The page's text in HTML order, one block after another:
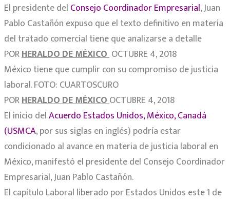
El presidente del Consejo Coordinador Empresarial, Juan
Pablo Castañón expuso que el texto definitivo en materia
del tratado comercial tiene que analizarse a detalle
PORHERALDO DE MÉXICOOCTUBRE 4, 2018
México tiene que cumplir con su compromiso de justicia
laboral. FOTO: CUARTOSCURO
PORHERALDO DE MÉXICOOCTUBRE 4, 2018
El inicio delAcuerdo Estados Unidos, México, Canadá
(USMCA, por sus siglas en inglés) podría estar
condicionado al avance en materia de justicia laboral en
México, manifestó el presidente del Consejo Coordinador
Empresarial, Juan Pablo Castañón.
El capítulo Laboral liberado por Estados Unidos este 1 de